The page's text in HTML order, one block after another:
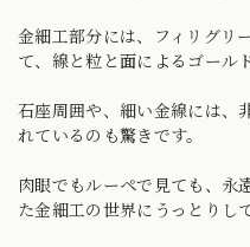
金細工部分には、フィリグリ
て、線と粒と面によるゴール
石座周囲や、細い金線には、
れているのも驚きです。
肉眼でもルーペで見ても、永
た金細工の世界にうっとり